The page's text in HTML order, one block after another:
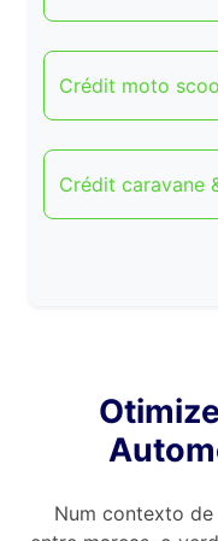
Crédit moto
Crédit caravane
Num contexto